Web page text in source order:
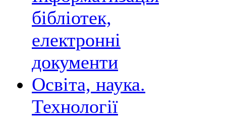
бібліотек,
електронні
документи
Освіта, наука.
Технології